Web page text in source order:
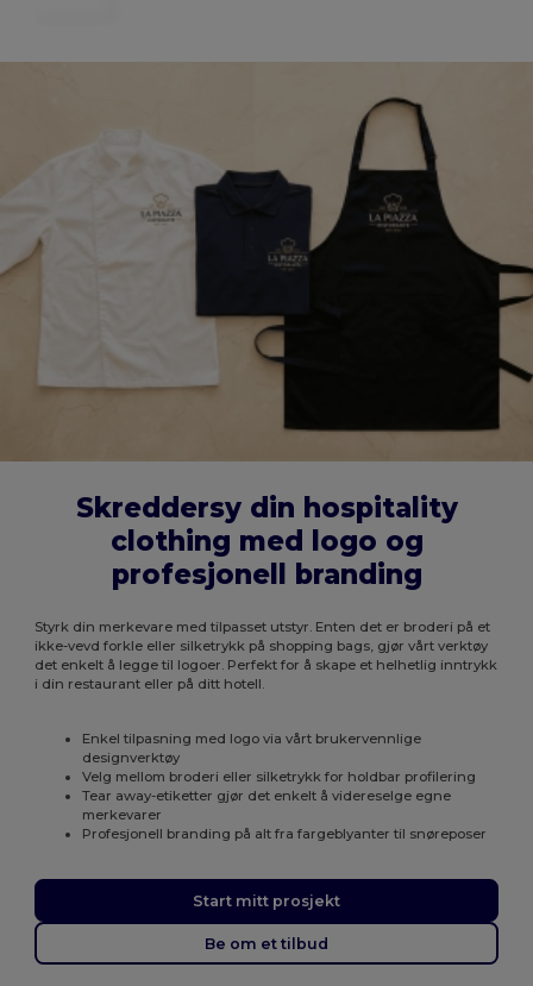
Skreddersy din hospitality
clothing med logo og
profesjonell branding
Styrk din merkevare med tilpasset utstyr. Enten det er broderi på et
ikke-vevd forkle eller silketrykk på shopping bags, gjør vårt verktøy
det enkelt å legge til logoer. Perfekt for å skape et helhetlig inntrykk
i din restaurant eller på ditt hotell.
Enkel tilpasning med logo via vårt brukervennlige
designverktøy
Velg mellom broderi eller silketrykk for holdbar profilering
Tear away-etiketter gjør det enkelt å videreselge egne
merkevarer
Profesjonell branding på alt fra fargeblyanter til snøreposer
Start mitt prosjekt
Be om et tilbud